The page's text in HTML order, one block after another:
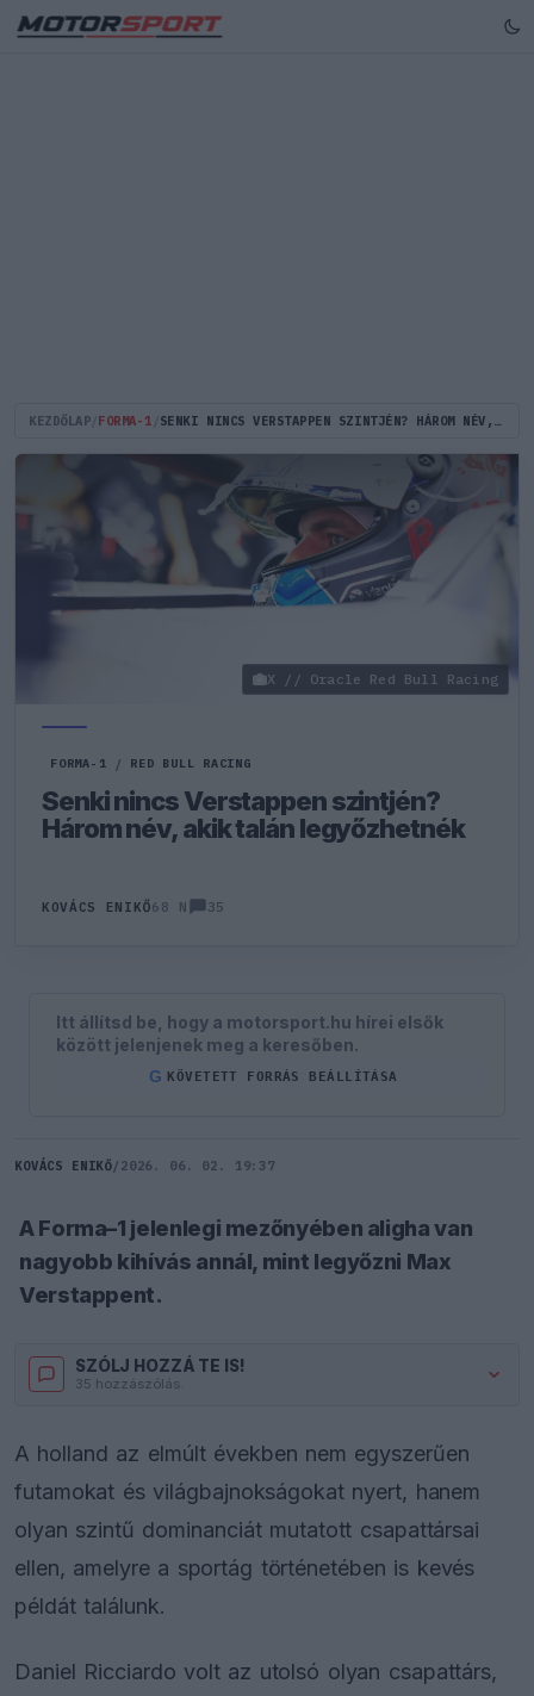
KEZDŐLAP FORMA-1 SENKI NINCS VERSTAPPEN SZINTJÉN? HÁROM NÉV, AKIK TALÁN LEGYŐZHETNÉK
X // Oracle Red Bull Racing
FORMA-1 / RED BULL RACING
Senki nincs Verstappen szintjén?
Három név, akik talán legyőzhetnék
KOVÁCS ENIKŐ68 N 35
Itt állítsd be, hogy a motorsport.hu hírei elsők
között jelenjenek meg a keresőben.
G KÖVETETT FORRÁS BEÁLLÍTÁSA
KOVÁCS ENIKŐ/ 2026. 06. 02. 19:37
A Forma–1 jelenlegi mezőnyében aligha van
nagyobb kihívás annál, mint legyőzni Max
Verstappent.
SZÓLJ HOZZÁ TE IS!
35 hozzászólás.
A holland az elmúlt években nem egyszerűen
futamokat és világbajnokságokat nyert, hanem
olyan szintű dominanciát mutatott csapattársai
ellen, amelyre a sportág történetében is kevés
példát találunk.
Daniel Ricciardo volt az utolsó olyan csapattárs,